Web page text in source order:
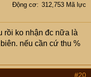
Động cơ
312,753 Mã lực
rồi ko nhận đc nữa là
nếu cần cứ thu %
#20